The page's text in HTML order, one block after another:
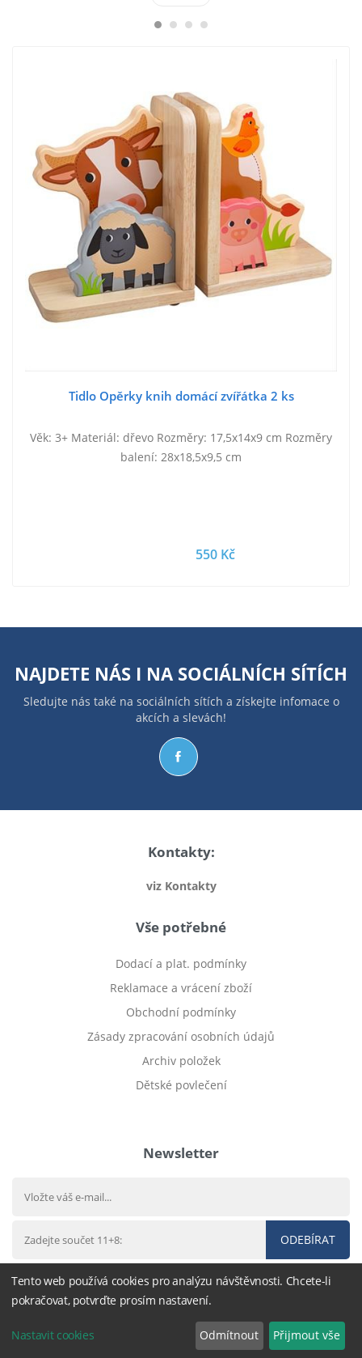
Tidlo Opěrky knih domácí zvířátka 2 ks
Věk: 3+ Materiál: dřevo Rozměry: 17,5x14x9 cm Rozměry
balení: 28x18,5x9,5 cm
550 Kč
NAJDETE NÁS I NA SOCIÁLNÍCH SÍTÍCH
Sledujte nás také na sociálních sítích a získejte infomace o
akcích a slevách!
Kontakty:
viz Kontakty
Vše potřebné
Dodací a plat. podmínky
Reklamace a vrácení zboží
Obchodní podmínky
Zásady zpracování osobních údajů
Archiv položek
Dětské povlečení
Newsletter
ODEBÍRAT
© 2016 - 2026 DárekHned.cz nastavení cookies
Tento web používá cookies pro analýzu návštěvnosti. Chcete-li
pokračovat, potvrďte prosím nastavení.
Nastavit cookies Odmítnout Přijmout vše